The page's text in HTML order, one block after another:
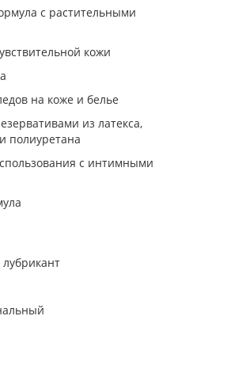
с растительными
кожи
на коже и белье
из латекса,
полиуретана
с интимными